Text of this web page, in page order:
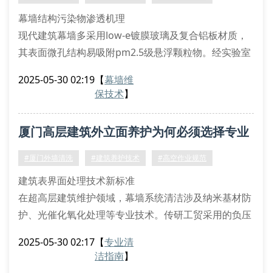
幕墙结构污染物渗透机理
现代建筑幕墙多采用low-e镀膜玻璃及复合铝板材质，
其表面微孔结构易吸附pm2.5级悬浮颗粒物。经实验室
物，而纳米级有机硅污染会形成分子层吸附。传研工贸
高空清洗作业安全体系
根据jgj 80-2016《建筑施工高处作业安全规范》，
2025-05-30 02:19 【幕墙维
保技术】
厦门高层建筑外立面养护为何必须选择专业
团队？
#厦门外墙清洗 #建筑养护技术 #高空作业规范
建筑表界面处理技术新标准
在超高层建筑维护领域，幕墙系统清洁涉及纳米基材防
护、光催化氧化处理等专业技术。传研工贸采用的负压
pm2.5级悬浮颗粒物。根据gb 50352-2019《民用建筑
2025-05-30 02:17 【专业清
洁指南】